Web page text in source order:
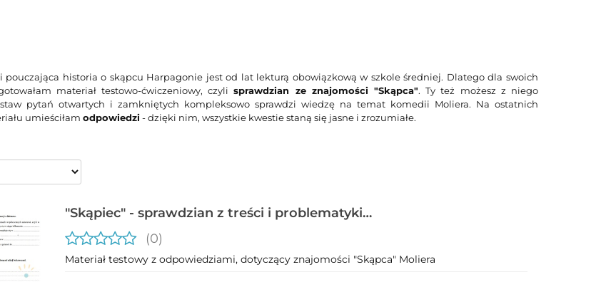
pouczająca historia o skąpcu Harpagonie jest od lat lekturą obowiązkową w szkole średniej. Dlatego dla swoich
materiał testowo-ćwiczeniowy, czylisprawdzian ze znajomości "Skąpca". Ty też możesz z niego
pytań otwartych i zamkniętych kompleksowo sprawdzi wiedzę na temat komedii Moliera. Na ostatnich
umieściłam odpowiedzi- dzięki nim, wszystkie kwestie staną się jasne i zrozumiałe.
"Skąpiec" - sprawdzian z treści i problematyki
lektury
(0)
Materiał testowy z odpowiedziami, dotyczący znajomości "Skąpca" Moliera